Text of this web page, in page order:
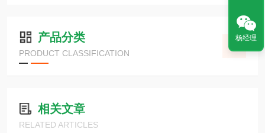
产品分类
PRODUCT CLASSIFICATION
相关文章
RELATED ARTICLES
杨经理